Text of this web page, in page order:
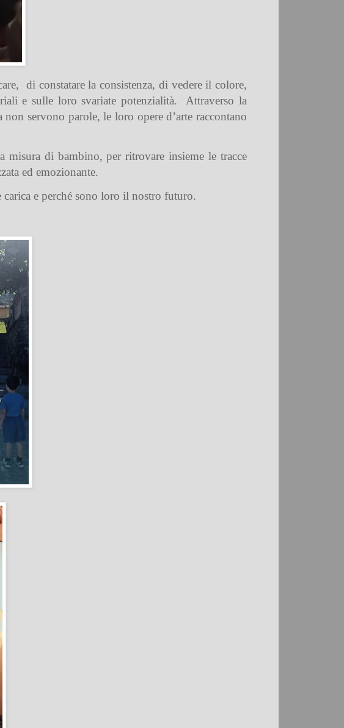
di constatare la consistenza, di vedere il colore,
e sulle loro svariate potenzialità.
Attraverso la
servono parole, le loro opere d’arte raccontano
di bambino, per ritrovare insieme le tracce
ed emozionante.
e perché sono loro il nostro futuro.